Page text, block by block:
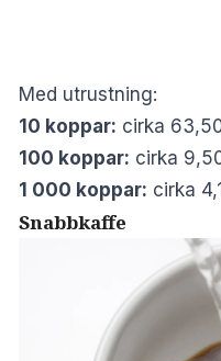
Med utrustning:
10 koppar: cirka
100 koppar: cirka
1 000 koppar: cirka
Snabbkaffe